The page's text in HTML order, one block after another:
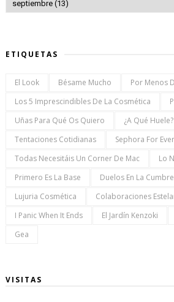
ETIQUETAS
El Look Bésame Mucho Por Menos
Los 5 Imprescindibles De La Cosmética
Uñas Para Qué Os Quiero
¿a Qué Huele?
Tentaciones Cotidianas
Sephora For Ever
Todas Necesitáis Un Corner De Mac
Lo
Primero Es La Base
Duelos En La Cumbre
Lujuria Cosmética
Colaboraciones
I Panic When It Ends
El Jardín Kenzoki
Gea
VISITAS